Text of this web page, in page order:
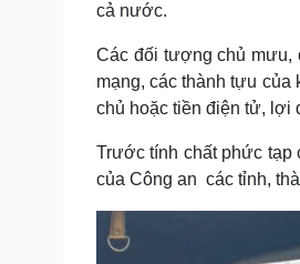
cả nước.
Các đối tượng chủ mưu,
mạng, các thành tựu của
chủ hoặc tiền điện tử, lợi
Trước tính chất phức tạp
của Công an các tỉnh,